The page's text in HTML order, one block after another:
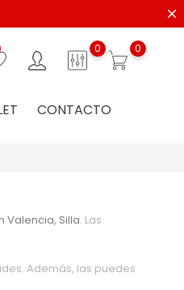
0 0
CONTACTO
Valencia, Silla. Las
Además, las puedes